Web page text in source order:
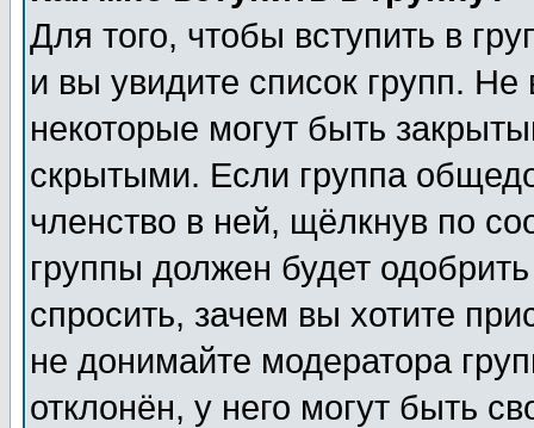
Для того, чтобы вступить в
и вы увидите список групп.
некоторые могут быть
скрытыми. Если группа
членство в ней, щёлкнув по
группы должен будет
спросить, зачем вы хотите
не донимайте модератора
отклонён, у него могут быть